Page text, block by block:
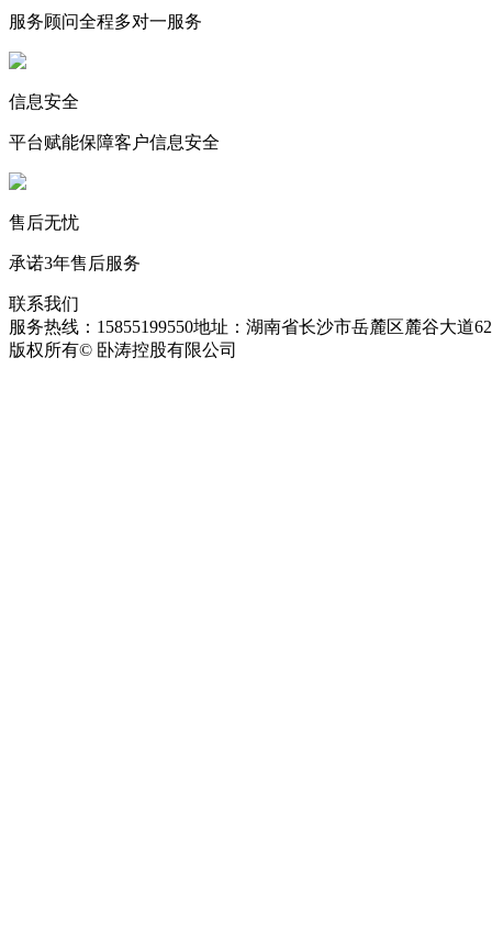
服务顾问全程多对一服务
信息安全
平台赋能保障客户信息安全
售后无忧
承诺3年售后服务
联系我们
服务热线：15855199550地址：湖南省长沙市岳麓区麓谷大道
版权所有© 卧涛控股有限公司